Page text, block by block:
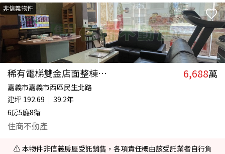
非信義物件
稀有電梯雙金店面整棟出售 6,688萬
嘉義市嘉義市西區民生北路
建坪 192.69
39.2年
6房5廳8衛
住商不動產
⚠️ 本物件非信義房屋受託銷售，各項責任概由該受託業者自行負